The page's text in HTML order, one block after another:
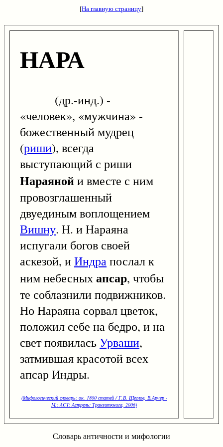
[На главную страницу]
НАРА
(др.-инд.) -
«человек», «мужчина» -
божественный мудрец
(риши), всегда
выступающий с риши
Нараянойи вместе с ним
провозглашенный
двуединым воплощением
Вишну. Н. и Нараяна
испугали богов своей
аскезой, иИндрапослал к
ним небесныхапсар, чтобы
те соблазнили подвижников.
Но Нараяна сорвал цветок,
положил себе на бедро, и на
свет появиласьУрваши,
затмившая красотой всех
апсар Индры.
(Мифологический словарь: ок. 1800 статей / Г.В. Щеглов, В.Арчер -
М.: ACT: Астрель: Транзиткнига, 2006)
Словарь античности и мифологии